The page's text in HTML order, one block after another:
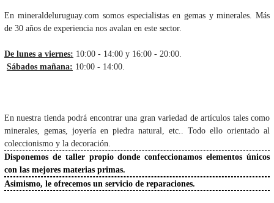
En mineraldeluruguay.com somos especialistas en gemas y minerales. Más
de 30 años de experiencia nos avalan en este sector.
De lunes a viernes: 10:00 - 14:00 y 16:00 - 20:00.
Sábados mañana: 10:00 - 14:00.
En nuestra tienda podrá encontrar una gran variedad de artículos tales como
minerales, gemas, joyería en piedra natural, etc.. Todo ello orientado al
coleccionismo y la decoración.
Disponemos de taller propio donde confeccionamos elementos únicos
con las mejores materias primas.
Asimismo, le ofrecemos un servicio de reparaciones.